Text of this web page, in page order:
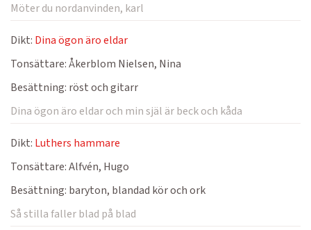
Möter du nordanvinden, karl
Dikt: Dina ögon äro eldar
Tonsättare:Åkerblom Nielsen, Nina
Besättning: röst och gitarr
Dina ögon äro eldar och min själ är beck och kåda
Dikt: Luthers hammare
Tonsättare:Alfvén, Hugo
Besättning: baryton, blandad kör och ork
Så stilla faller blad på blad